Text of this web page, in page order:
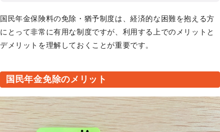
国民年金保険料の免除・猶予制度は、経済的な困難を抱える方
にとって非常に有用な制度ですが、利用する上でのメリットと
デメリットを理解しておくことが重要です。
国民年金免除のメリット